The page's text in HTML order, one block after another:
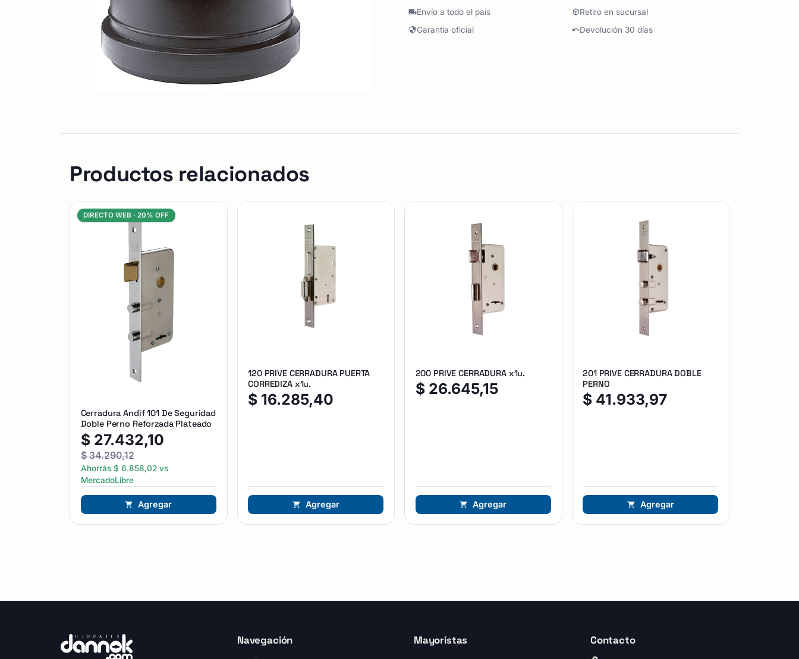
Envío a todo el país
Retiro en sucursal
Garantía oficial
Devolución 30 días
Productos relacionados
DIRECTO WEB ·20% OFF
Cerradura Andif 101 De Seguridad
Doble Perno Reforzada Plateado
$ 27.432,10
$34.290,12
Ahorrás $ 6.858,02vs
MercadoLibre
Agregar
120 PRIVE CERRADURA PUERTA
CORREDIZA x1u.
$ 16.285,40
Agregar
200 PRIVE CERRADURA x1u.
$ 26.645,15
Agregar
201 PRIVE CERRADURA DOBLE
PERNO
$ 41.933,97
Agregar
Navegación Mayoristas Contacto